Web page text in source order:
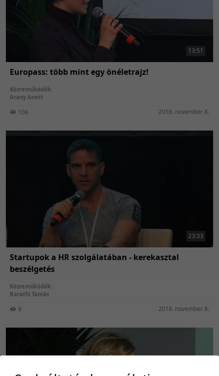
13:51
Europass: több mint egy önéletrajz!
Közreműködők:
Arany Anett
106 2018. november 8.
23:33
Startupok a HR szolgálatában - kerekasztal
beszélgetés
Közreműködők:
Barathi Tamás
9 2018. november 8.